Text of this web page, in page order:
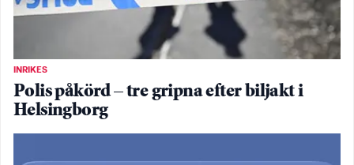
INRIKES
Polis påkörd – tre gripna efter biljakt i
Helsingborg